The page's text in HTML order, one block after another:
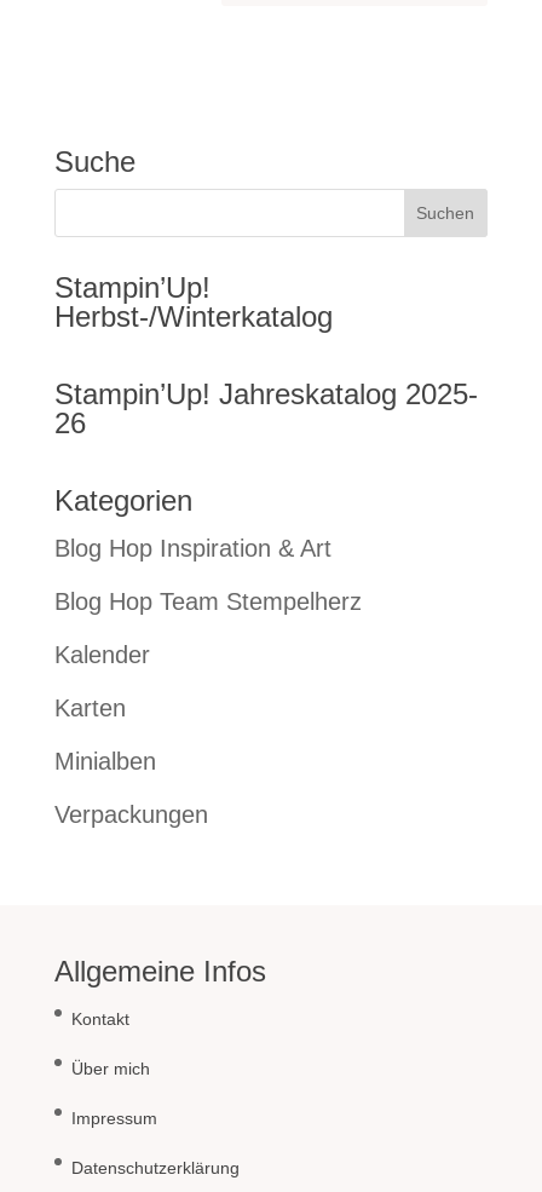
Suche
Stampin’Up!
Herbst-/Winterkatalog
Stampin’Up! Jahreskatalog 2025-
26
Kategorien
Blog Hop Inspiration & Art
Blog Hop Team Stempelherz
Kalender
Karten
Minialben
Verpackungen
Allgemeine Infos
Kontakt
Über mich
Impressum
Datenschutzerklärung